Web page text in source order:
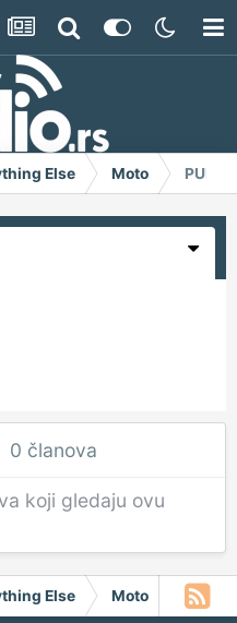
Else Moto
0 članova
koji gledaju ovu
Else Moto